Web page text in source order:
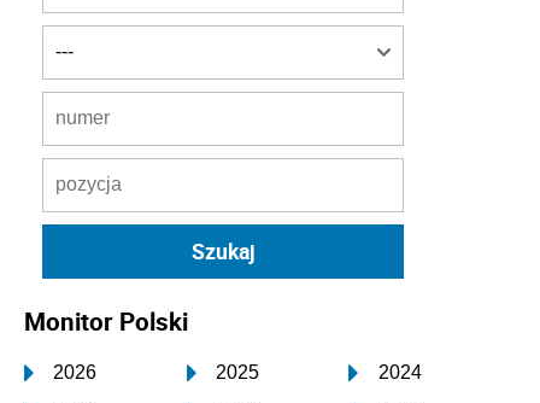
Monitor Polski
2026 2025 2024